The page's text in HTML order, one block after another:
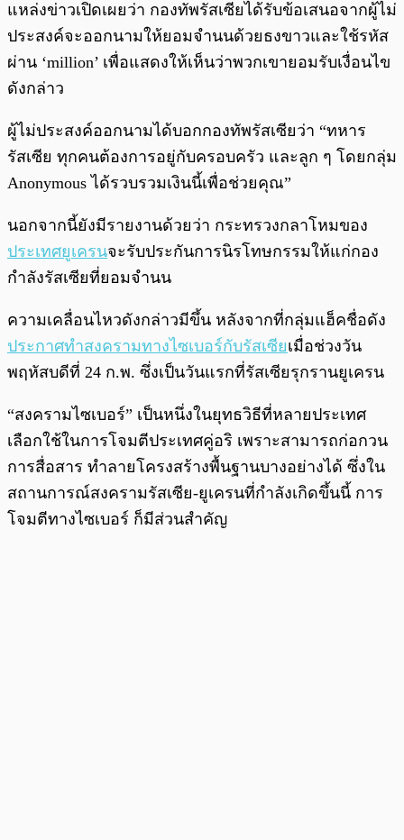
แหล่งข่าวเปิดเผยว่า กองทัพรัสเซียได้รับข้อเสนอจากผู้ไม่
ประสงค์จะออกนามให้ยอมจำนนด้วยธงขาวและใช้รหัส
ผ่าน ‘million’ เพื่อแสดงให้เห็นว่าพวกเขายอมรับเงื่อนไข
ดังกล่าว
ผู้ไม่ประสงค์ออกนามได้บอกกองทัพรัสเซียว่า “ทหาร
รัสเซีย ทุกคนต้องการอยู่กับครอบครัว และลูก ๆ โดยกลุ่ม
Anonymous ได้รวบรวมเงินนี้เพื่อช่วยคุณ”
นอกจากนี้ยังมีรายงานด้วยว่า กระทรวงกลาโหมของ
ประเทศยูเครนจะรับประกันการนิรโทษกรรมให้แก่กอง
กำลังรัสเซียที่ยอมจำนน
ความเคลื่อนไหวดังกล่าวมีขึ้น หลังจากที่กลุ่มแฮ็คชื่อดัง
ประกาศทำสงครามทางไซเบอร์กับรัสเซียเมื่อช่วงวัน
พฤหัสบดีที่ 24 ก.พ. ซึ่งเป็นวันแรกที่รัสเซียรุกรานยูเครน
“สงครามไซเบอร์” เป็นหนึ่งในยุทธวิธีที่หลายประเทศ
เลือกใช้ในการโจมตีประเทศคู่อริ เพราะสามารถก่อกวน
การสื่อสาร ทำลายโครงสร้างพื้นฐานบางอย่างได้ ซึ่งใน
สถานการณ์สงครามรัสเซีย-ยูเครนที่กำลังเกิดขึ้นนี้ การ
โจมตีทางไซเบอร์ ก็มีส่วนสำคัญ